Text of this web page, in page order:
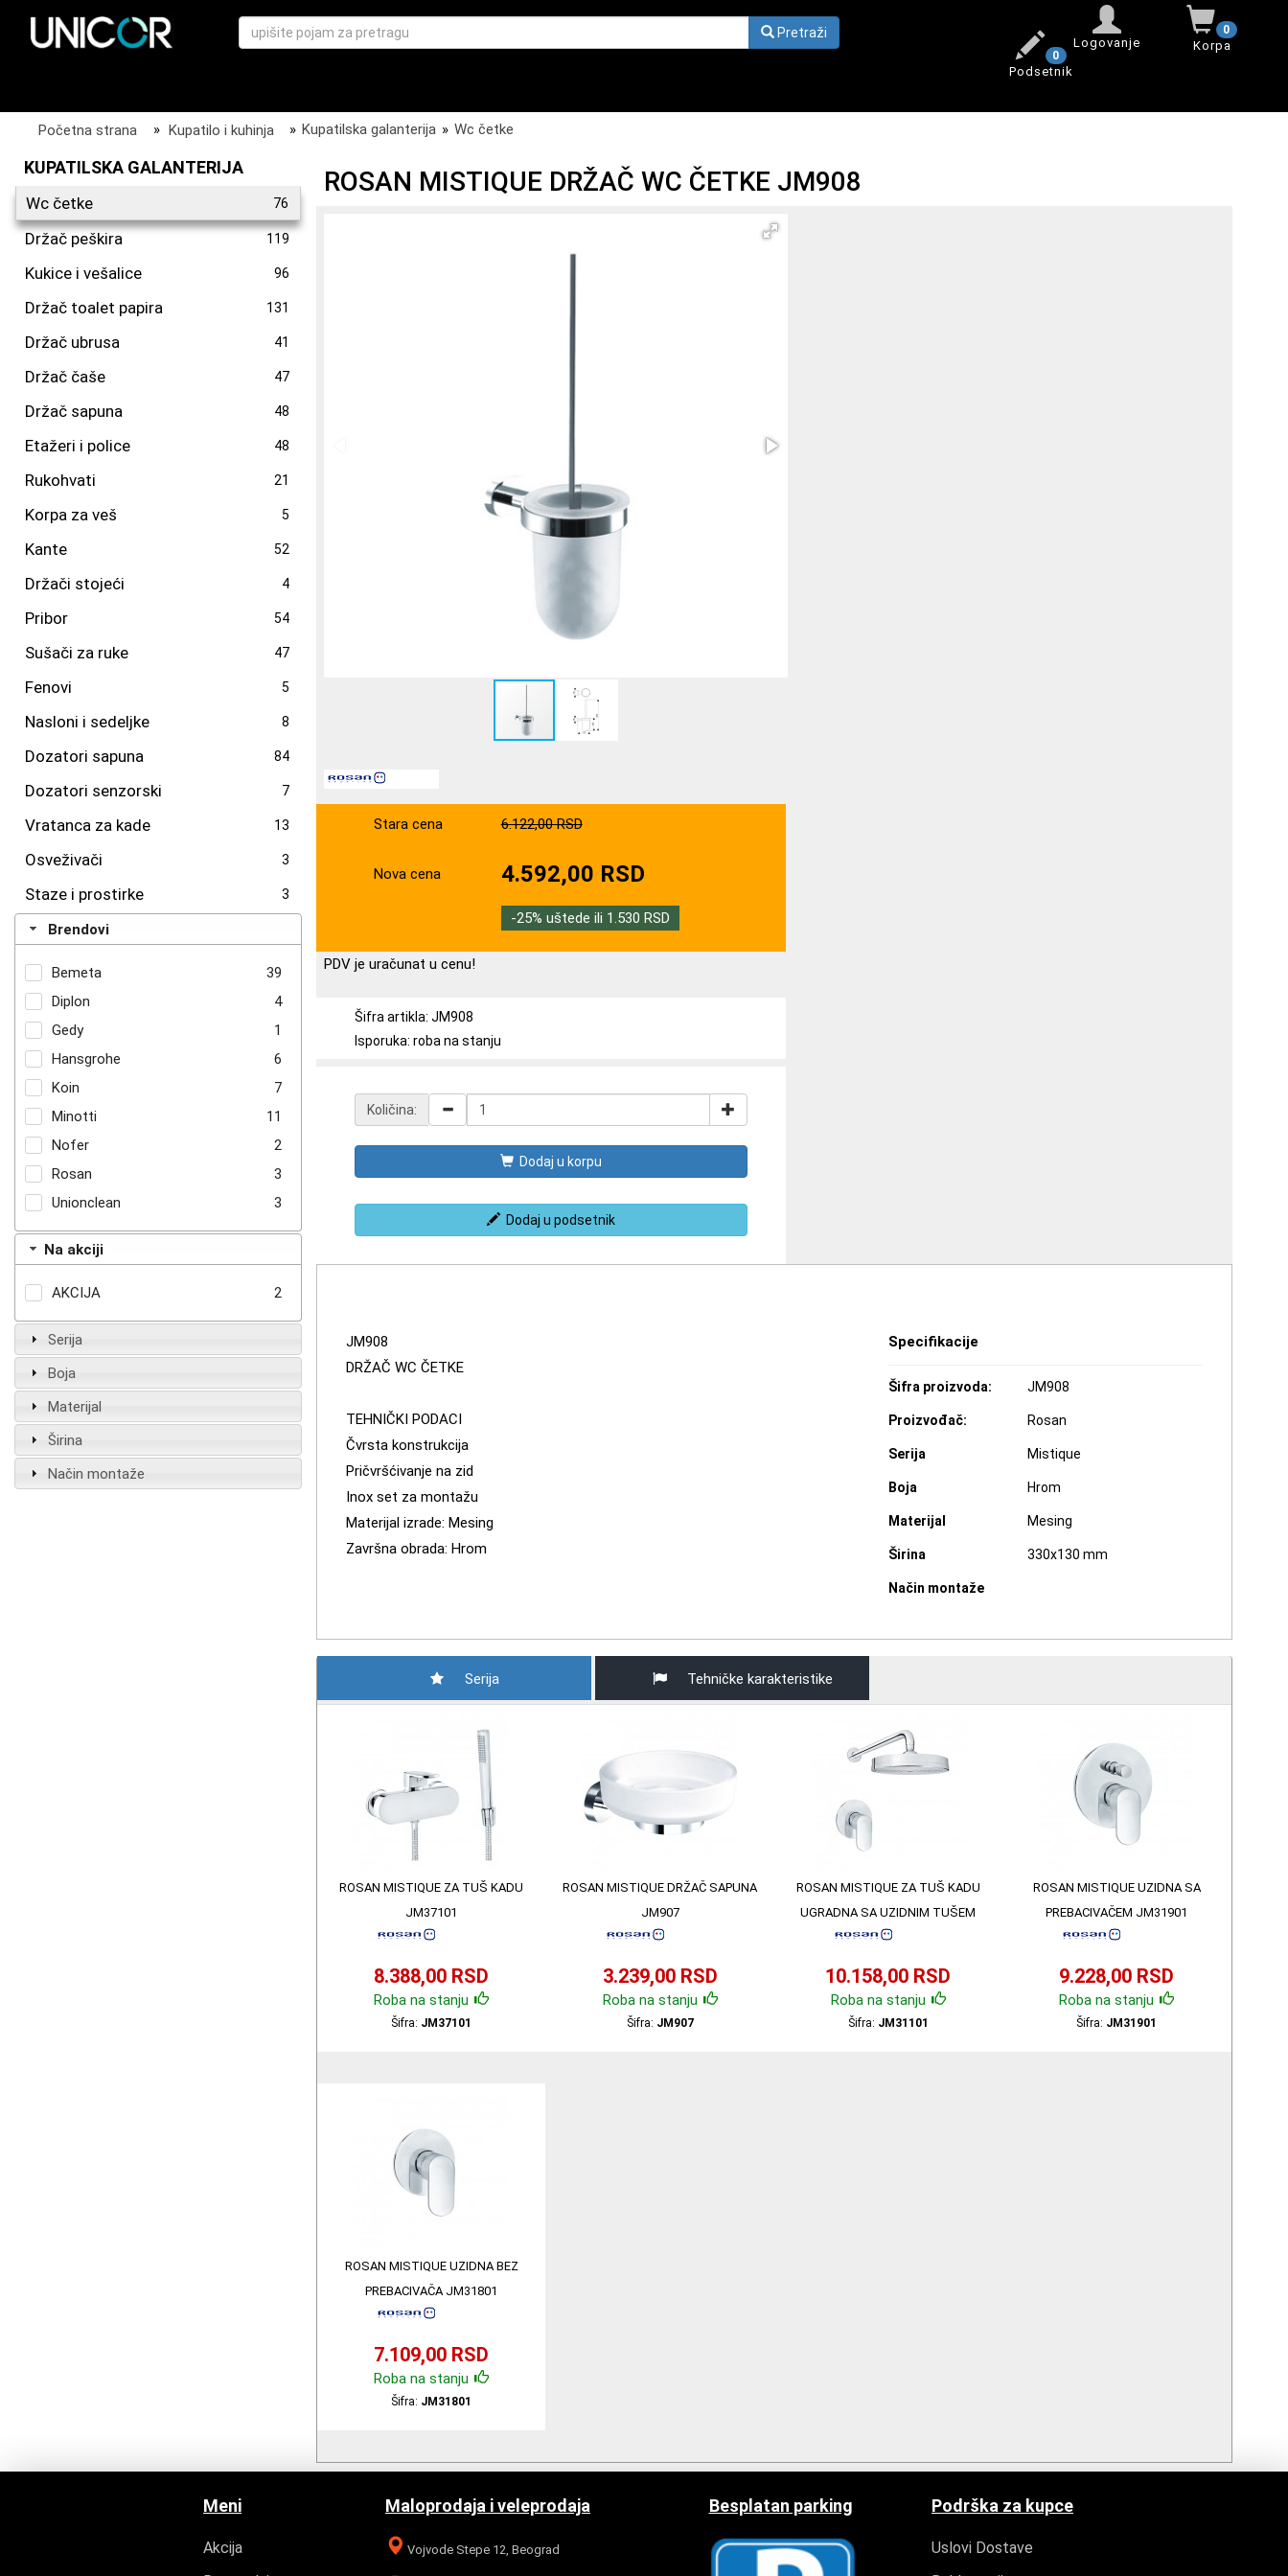
Pretraži 0
Korpa
Logovanje
0
Podsetnik
Početna strana » Kupatilo i kuhinja » Kupatilska galanterija » Wc četke
KUPATILSKA GALANTERIJA
Wc četke 76
Držač peškira 119
Kukice i vešalice 96
Držač toalet papira 131
Držač ubrusa 41
Držač čaše 47
Držač sapuna 48
Etažeri i police 48
Rukohvati 21
Korpa za veš 5
Kante 52
Držači stojeći 4
Pribor 54
Sušači za ruke 47
Fenovi 5
Nasloni i sedeljke 8
Dozatori sapuna 84
Dozatori senzorski 7
Vratanca za kade 13
Osveživači 3
Staze i prostirke 3
Brendovi
Bemeta
39
Diplon
4
Gedy
1
Hansgrohe
6
Koin
7
Minotti
11
Nofer
2
Rosan
3
Unionclean
3
Na akciji
AKCIJA 2
Serija
Boja
Materijal
Širina
Način montaže
ROSAN MISTIQUE DRŽAČ WC ČETKE JM908
Stara cena 6.122,00 RSD
Nova cena 4.592,00 RSD
-25% uštede ili 1.530 RSD
PDV je uračunat u cenu!
Šifra artikla: JM908
Isporuka: roba na stanju
Količina:
Dodaj u korpu
Dodaj u podsetnik
JM908
DRŽAČ WC ČETKE
TEHNIČKI PODACI
Čvrsta konstrukcija
Pričvršćivanje na zid
Inox set za montažu
Materijal izrade: Mesing
Završna obrada: Hrom
Specifikacije
Šifra proizvoda: JM908
Proizvođač: Rosan
Serija Mistique
Boja Hrom
Materijal Mesing
Širina 330x130 mm
Način montaže
Serija Tehničke karakteristike
ROSAN MISTIQUE ZA TUŠ KADU
JM37101
8.388,00 RSD
Roba na stanju
Šifra: JM37101
ROSAN MISTIQUE DRŽAČ SAPUNA
JM907
3.239,00 RSD
Roba na stanju
Šifra: JM907
ROSAN MISTIQUE ZA TUŠ KADU
UGRADNA SA UZIDNIM TUŠEM
JM31101
10.158,00 RSD
Roba na stanju
Šifra: JM31101
ROSAN MISTIQUE UZIDNA SA
PREBACIVAČEM JM31901
9.228,00 RSD
Roba na stanju
Šifra: JM31901
ROSAN MISTIQUE UZIDNA BEZ
PREBACIVAČA JM31801
7.109,00 RSD
Roba na stanju
Šifra: JM31801
Meni
Akcija
Maloprodaja i veleprodaja
Vojvode Stepe 12, Beograd
Besplatan parking Podrška za kupce
Uslovi Dostave